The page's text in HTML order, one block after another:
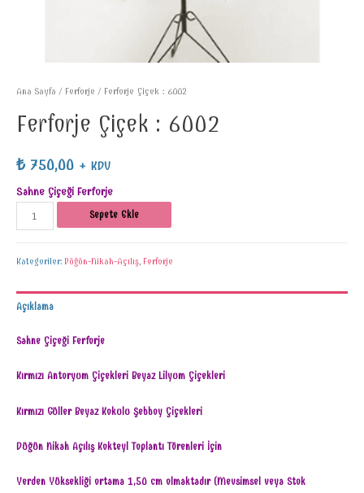
Ana Sayfa / Ferforje / Ferforje Çiçek : 6002
Ferforje Çiçek : 6002
₺750,00 + KDV
Sahne Çiçeği Ferforje
Sepete Ekle
Kategoriler: Düğün-Nikah-Açılış, Ferforje
Açıklama
Sahne Çiçeği Ferforje
Kırmızı Antoryum Çiçekleri Beyaz Lilyum Çiçekleri
Kırmızı Güller Beyaz Kokulu Şebboy Çiçekleri
Düğün Nikah Açılış Kokteyl Toplantı Törenleri İçin
Yerden Yüksekliği ortama 1,50 cm olmaktadır (Mevsimsel veya Stok